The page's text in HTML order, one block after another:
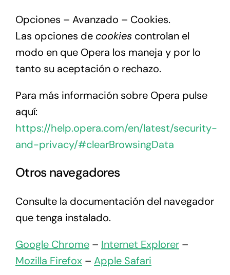
Opciones – Avanzado – Cookies.
Las opciones de cookies controlan el
modo en que Opera los maneja y por lo
tanto su aceptación o rechazo.
Para más información sobre Opera pulse
aquí:
https://help.opera.com/en/latest/security-
and-privacy/#clearBrowsingData
Otros navegadores
Consulte la documentación del navegador
que tenga instalado.
Google Chrome – Internet Explorer –
Mozilla Firefox – Apple Safari